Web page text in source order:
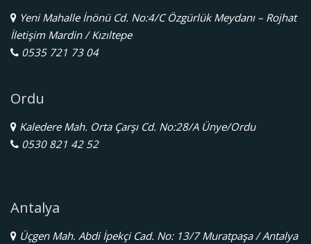
Yeni Mahalle İnönü Cd. No:4/C Özgürlük Meydanı – Rojhat
İletişim Mardin / Kızıltepe
0535 721 73 04
Ordu
Kaledere Mah. Orta Çarşı Cd. No:28/A Ünye/Ordu
0530 821 42 52
Antalya
Üçgen Mah. Abdi İpekçi Cad. No: 13/7 Muratpaşa / Antalya